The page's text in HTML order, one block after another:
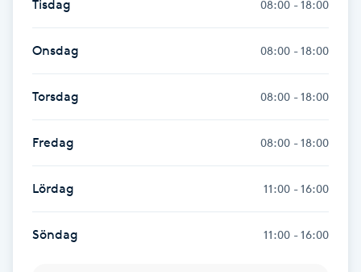
Naglar reparation
Naprapati
Navelpiercing
NBE-massage
Ny frisyr
Tisdag 08:00 - 18:00
Onsdag 08:00 - 18:00
Torsdag 08:00 - 18:00
Fredag 08:00 - 18:00
Lördag 11:00 - 16:00
Söndag 11:00 - 16:00